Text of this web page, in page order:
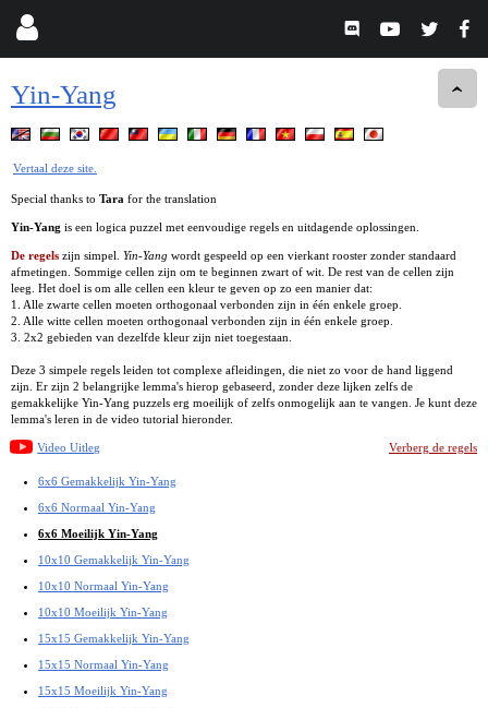
Yin-Yang
Vertaal deze site.
Special thanks to Tara for the translation
Yin-Yang is een logica puzzel met eenvoudige regels en uitdagende oplossingen.
De regels zijn simpel. Yin-Yang wordt gespeeld op een vierkant rooster zonder standaard
afmetingen. Sommige cellen zijn om te beginnen zwart of wit. De rest van de cellen zijn
leeg. Het doel is om alle cellen een kleur te geven op zo een manier dat:
1. Alle zwarte cellen moeten orthogonaal verbonden zijn in één enkele groep.
2. Alle witte cellen moeten orthogonaal verbonden zijn in één enkele groep.
3. 2x2 gebieden van dezelfde kleur zijn niet toegestaan.
Deze 3 simpele regels leiden tot complexe afleidingen, die niet zo voor de hand liggend
zijn. Er zijn 2 belangrijke lemma's hierop gebaseerd, zonder deze lijken zelfs de
gemakkelijke Yin-Yang puzzels erg moeilijk of zelfs onmogelijk aan te vangen. Je kunt deze
lemma's leren in de video tutorial hieronder.
Video Uitleg Verberg de regels
6x6 Gemakkelijk Yin-Yang
6x6 Normaal Yin-Yang
6x6 Moeilijk Yin-Yang
10x10 Gemakkelijk Yin-Yang
10x10 Normaal Yin-Yang
10x10 Moeilijk Yin-Yang
15x15 Gemakkelijk Yin-Yang
15x15 Normaal Yin-Yang
15x15 Moeilijk Yin-Yang